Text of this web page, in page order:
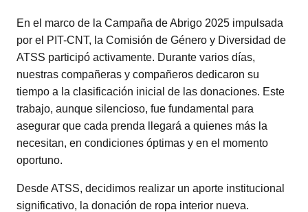
En el marco de la Campaña de Abrigo 2025 impulsada
por el PIT-CNT, la Comisión de Género y Diversidad de
ATSS participó activamente. Durante varios días,
nuestras compañeras y compañeros dedicaron su
tiempo a la clasificación inicial de las donaciones. Este
trabajo, aunque silencioso, fue fundamental para
asegurar que cada prenda llegará a quienes más la
necesitan, en condiciones óptimas y en el momento
oportuno.
Desde ATSS, decidimos realizar un aporte institucional
significativo, la donación de ropa interior nueva.